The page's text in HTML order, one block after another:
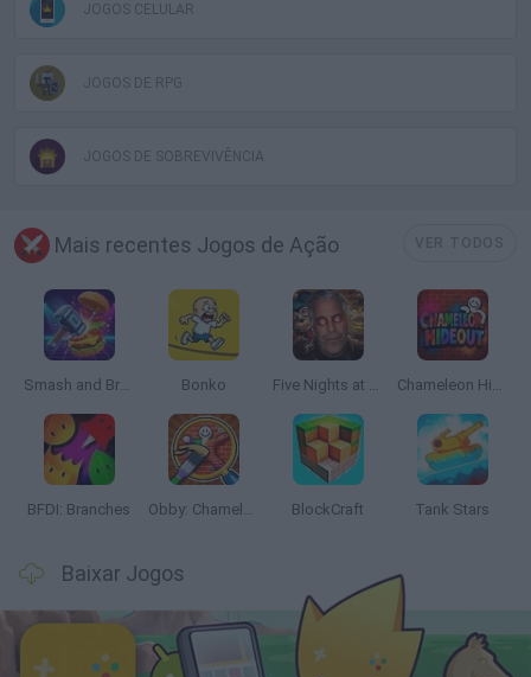
JOGOS CELULAR
JOGOS DE RPG
JOGOS DE SOBREVIVÊNCIA
Mais recentes Jogos de Ação
Smash and Break Bonko Five Nights at Epstein's Chameleon Hideout
BFDI: Branches Obby: Chameleon: Paint & Hide BlockCraft Tank Stars
Baixar Jogos